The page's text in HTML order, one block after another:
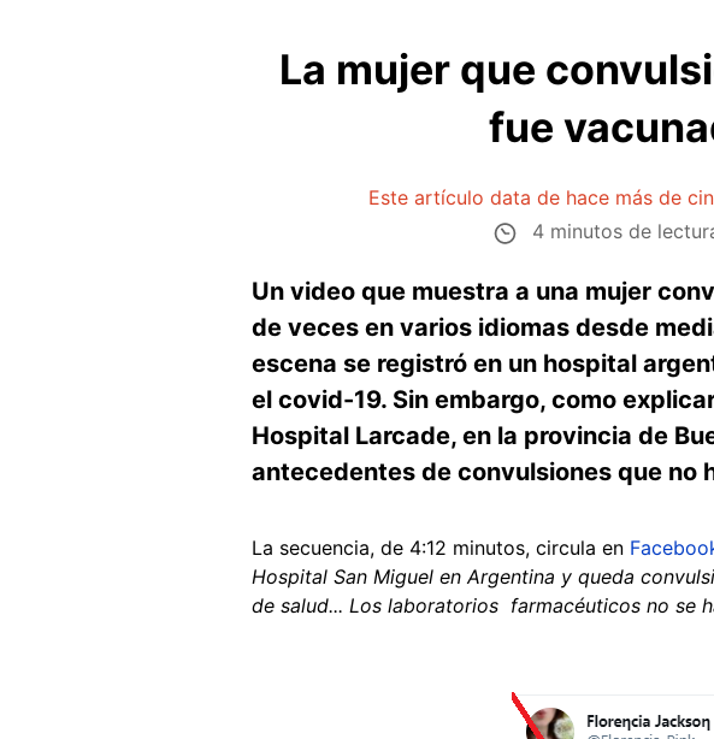
La mujer que
fue
Este artículo data de hace más de
4 minutos de
Un video que muestra a una mujer
de veces en varios idiomas desde
escena se registró en un hospital
el covid-19. Sin embargo, como
Hospital Larcade, en la provincia de
antecedentes de convulsiones que no
La secuencia, de 4:12 minutos, circula en
Hospital San Miguel en Argentina y queda
de salud... Los laboratorios farmacéuticos no se